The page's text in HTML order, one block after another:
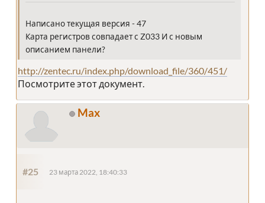
Написано текущая версия - 47
Карта регистров совпадает с Z033 И с новым
описанием панели?
http://zentec.ru/index.php/download_file/360/451/
Посмотрите этот документ.
Max
#25 23 марта 2022, 18:40:33